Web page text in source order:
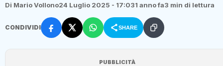
Di Mario Vollono24 Luglio 2025 - 17:031 anno fa3 min di lettura
CONDIVIDI SHARE
PUBBLICITÀ